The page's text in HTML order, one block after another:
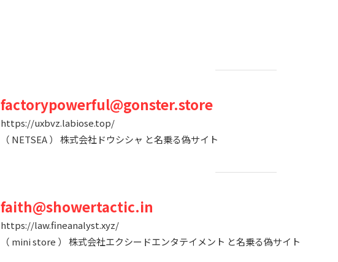
factorypowerful@gonster.store
https://uxbvz.labiose.top/
（ NETSEA ） 株式会社ドウシシャ と名乗る偽サイト
faith@showertactic.in
https://law.fineanalyst.xyz/
（ mini store ） 株式会社エクシードエンタテイメント と名乗る偽サイト